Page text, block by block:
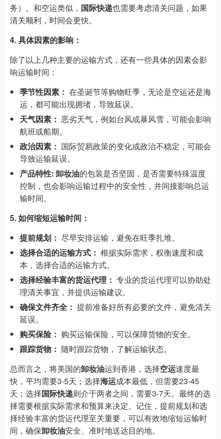
务）。和空运类似， 国际快递也需要考虑清关问题，如果
清关顺利，时间会更快。
4. 具体因素的影响：
除了以上几种主要的运输方式，还有一些具体的因素会影
响运输时间：
季节性因素： 在圣诞节等购物旺季，无论是空运还是海
运，都可能出现拥堵，导致延误。
天气因素： 恶劣天气，例如台风或暴风雪，可能会影响
航班或船期。
政治因素： 国际贸易政策的变化或政治不稳定，可能会
导致运输延误。
产品特性: 卸妆油的包装是否坚固，是否需要特殊温度
控制，也会影响运输过程中的安全性，并间接影响总运
输时间。
5. 如何缩短运输时间：
提前规划： 尽早安排运输，避免在旺季扎堆。
选择合适的运输方式： 根据实际需求，权衡速度和成
本，选择合适的运输方式。
选择经验丰富的货运代理： 专业的货运代理可以协助处
理清关事宜，并提供运输建议。
确保文件齐全： 提前准备好所有必要的文件，避免清关
延误。
购买保险： 购买运输保险，可以保障货物的安全。
跟踪货物： 随时跟踪货物，了解运输状态。
总而言之，将美国的卸妆油运到香港，选择空运速度最
快，平均需要3-5天；选择海运成本最低，但需要23-45
天；选择国际快递则介于两者之间，需要3-7天。最终的选
择需要根据实际需求和预算来决定。记住，提前规划和选
择经验丰富的货运代理至关重要，可以有效地缩短运输时
间，确保卸妆油安全、准时地送达目的地。